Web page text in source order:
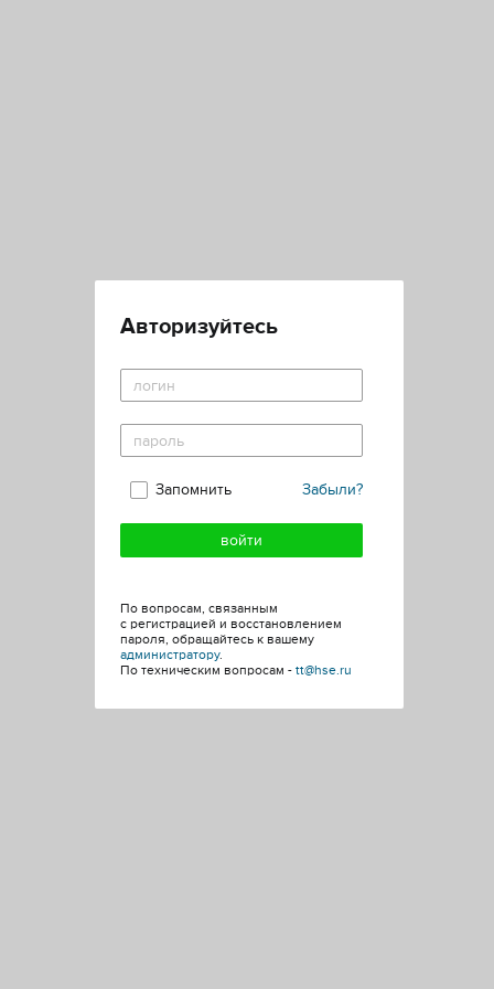
Авторизуйтесь
Забыли?
Запомнить
По вопросам, связанным
с регистрацией и восстановлением
пароля, обращайтесь к вашему
администратору.
По техническим вопросам - tt@hse.ru